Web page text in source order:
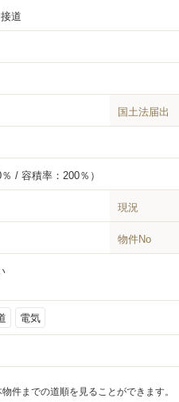
道
国土法届出
/ 容積率：200％）
現況
物件No
電気
件までの道順を見ることができます。